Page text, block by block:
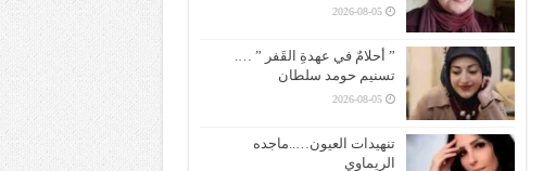
2026-08-05
” أحلامٌ في عهدةِ القَفر ” ….
تسنيم حومد سلطان
2026-08-05
تنهيدات العيون…..ماجده
الريماوي